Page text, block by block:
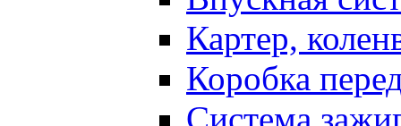
Картер,
Коробка
Система